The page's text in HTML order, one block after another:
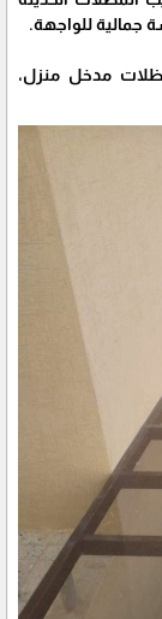
جمالية للواجهة.
مدخل منزل،